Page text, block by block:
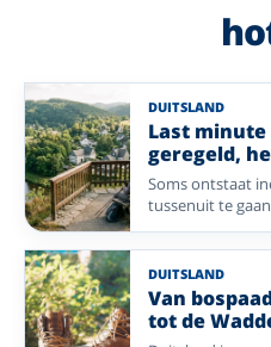
DUITSLAND
Last
geregeld,
Soms ontstaat
tussenuit te
eenvoudig een
Duitsland, met
sfeer en veel
bestemmingen
heerlijke
DUITSLAND
Van
tot de